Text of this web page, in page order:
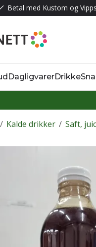
Betal med Kustom og Vipps
DagligvarerDrikke
/ /
Kalde drikker Saft,